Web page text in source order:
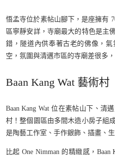
悟孟寺位於素帖山腳下，是座擁有
區寧靜安詳，寺廟最大的特色是主
錯，隧道內供奉著古老的佛像，
空，氛圍與清邁市區的寺廟差很多
Baan Kang Wat 藝術村
Baan Kang Wat 位在素帖山下、清
村！整個園區由多間木造小房子組
是陶藝工作室、手作銀飾、插畫、
比起 One Nimman 的精緻感，